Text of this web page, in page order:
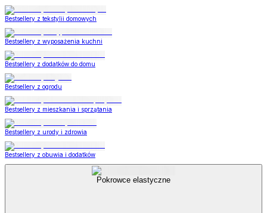
Bestsellery z tekstylii domowych
Bestsellery z wyposażenia kuchni
Bestsellery z dodatków do domu
Bestsellery z ogrodu
Bestsellery z mieszkania i sprzątania
Bestsellery z urody i zdrowia
Bestsellery z obuwia i dodatków
Pokrowce elastyczne